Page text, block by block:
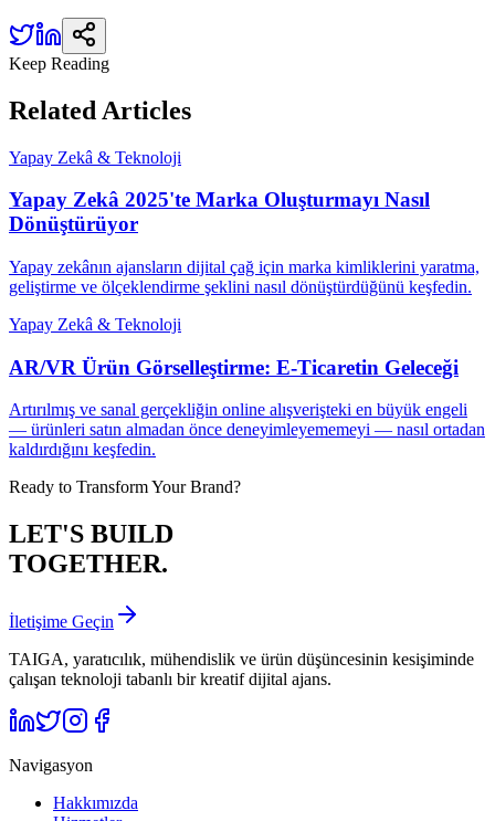
Keep Reading
Related Articles
Yapay Zekâ & Teknoloji
Yapay Zekâ 2025'te Marka Oluşturmayı Nasıl
Dönüştürüyor
Yapay zekânın ajansların dijital çağ için marka kimliklerini yaratma,
geliştirme ve ölçeklendirme şeklini nasıl dönüştürdüğünü keşfedin.
Yapay Zekâ & Teknoloji
AR/VR Ürün Görselleştirme: E-Ticaretin Geleceği
Artırılmış ve sanal gerçekliğin online alışverişteki en büyük engeli
— ürünleri satın almadan önce deneyimleyememeyi — nasıl ortadan
kaldırdığını keşfedin.
Ready to Transform Your Brand?
LET'S BUILD
TOGETHER.
İletişime Geçin
TAIGA, yaratıcılık, mühendislik ve ürün düşüncesinin kesişiminde
çalışan teknoloji tabanlı bir kreatif dijital ajans.
Navigasyon
Hakkımızda